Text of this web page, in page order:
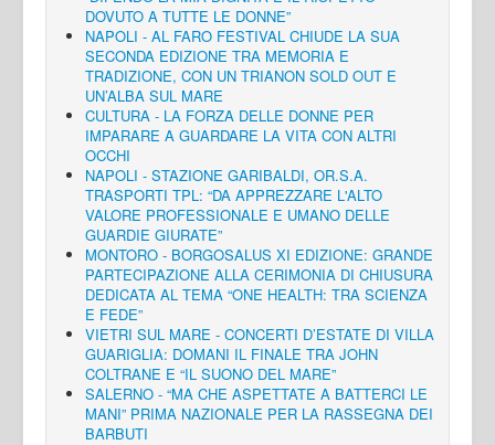
DOVUTO A TUTTE LE DONNE”
NAPOLI - AL FARO FESTIVAL CHIUDE LA SUA
SECONDA EDIZIONE TRA MEMORIA E
TRADIZIONE, CON UN TRIANON SOLD OUT E
UN’ALBA SUL MARE
CULTURA - LA FORZA DELLE DONNE PER
IMPARARE A GUARDARE LA VITA CON ALTRI
OCCHI
NAPOLI - STAZIONE GARIBALDI, OR.S.A.
TRASPORTI TPL: “DA APPREZZARE L'ALTO
VALORE PROFESSIONALE E UMANO DELLE
GUARDIE GIURATE”
MONTORO - BORGOSALUS XI EDIZIONE: GRANDE
PARTECIPAZIONE ALLA CERIMONIA DI CHIUSURA
DEDICATA AL TEMA “ONE HEALTH: TRA SCIENZA
E FEDE”
VIETRI SUL MARE - CONCERTI D’ESTATE DI VILLA
GUARIGLIA: DOMANI IL FINALE TRA JOHN
COLTRANE E “IL SUONO DEL MARE”
SALERNO - “MA CHE ASPETTATE A BATTERCI LE
MANI” PRIMA NAZIONALE PER LA RASSEGNA DEI
BARBUTI